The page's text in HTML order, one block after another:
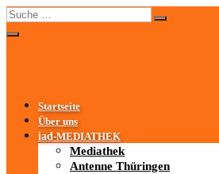
Startseite
Über uns
iad-MEDIATHEK
Mediathek
Antenne Thüringen